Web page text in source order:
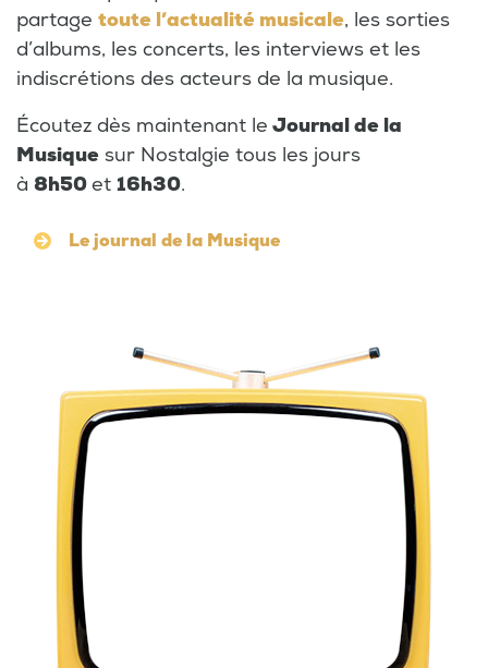
partage toute l’actualité musicale, les sorties
d’albums, les concerts, les interviews et les
indiscrétions des acteurs de la musique.
Écoutez dès maintenant le Journal de la
Musique sur Nostalgie tous les jours
à 8h50et 16h30.
Le journal de la Musique